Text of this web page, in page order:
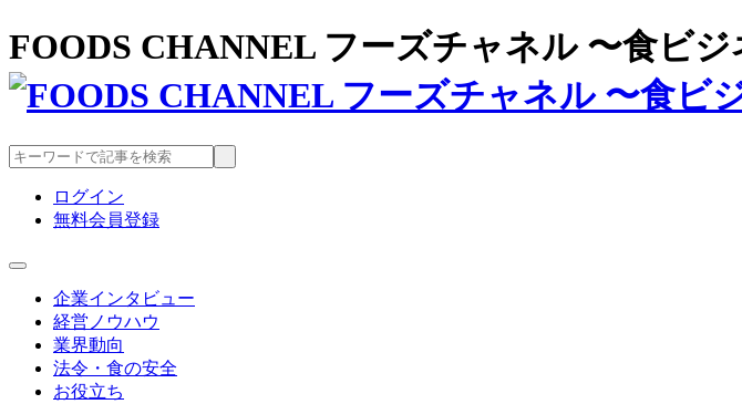
FOODS CHANNEL フーズチャネル 〜食ビ
ログイン
無料会員登録
企業インタビュー
経営ノウハウ
業界動向
法令・食の安全
お役立ち